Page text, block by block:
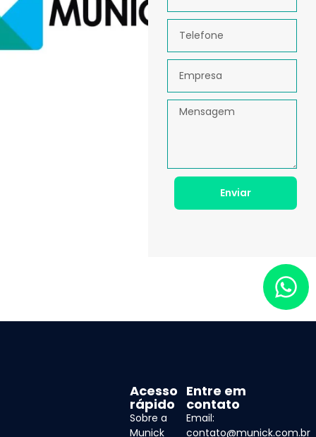
Enviar
Acesso
rápido
Sobre a
Munick
Entre em
contato
Email:
contato@munick.com.br